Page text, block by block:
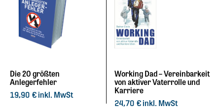
Die 20 größten
Anlegerfehler
19,90 € inkl. MwSt
Working Dad – Vereinbarkeit
von aktiver Vaterrolle und
Karriere
24,70 € inkl. MwSt